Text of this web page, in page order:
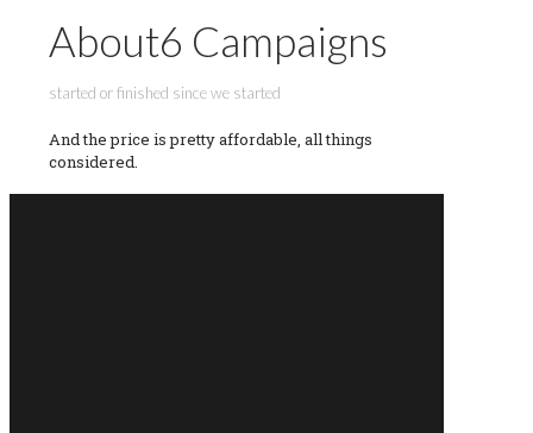
About6 Campaigns
started or finished since we started
And the price is pretty affordable, all things
considered.